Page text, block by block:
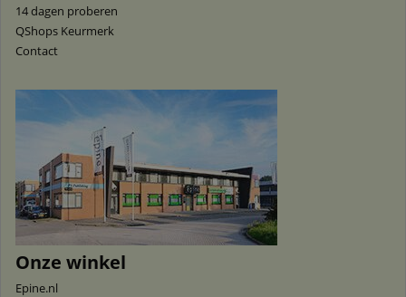
14 dagen proberen
QShops Keurmerk
Contact
Onze winkel
Epine.nl